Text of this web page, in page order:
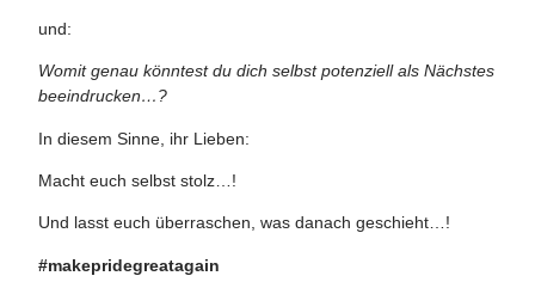
und:
Womit genau könntest du dich selbst potenziell als Nächstes
beeindrucken…?
In diesem Sinne, ihr Lieben:
Macht euch selbst stolz…!
Und lasst euch überraschen, was danach geschieht…!
#makepridegreatagain